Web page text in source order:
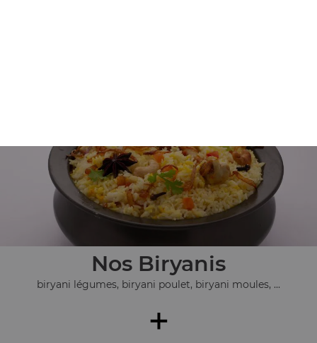
Nos Biryanis
biryani légumes, biryani poulet, biryani moules, ...
+